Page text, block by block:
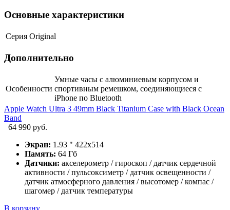
Основные характеристики
Серия Original
Дополнительно
Особенности
Умные часы с алюминиевым корпусом и
спортивным ремешком, соединяющиеся с
iPhone по Bluetooth
Apple Watch Ultra 3 49mm Black Titanium Case with Black Ocean
Band
64 990 руб.
Экран: 1.93 " 422х514
Память: 64 Гб
Датчики: акселерометр / гироскоп / датчик сердечной
активности / пульсоксиметр / датчик освещенности /
датчик атмосферного давления / высотомер / компас /
шагомер / датчик температуры
В корзину